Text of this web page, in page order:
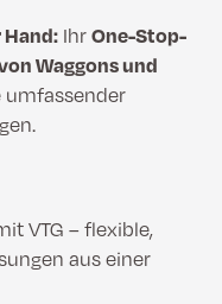
IhrOne-Stop-
Waggons und
umfassender
VTG – flexible,
aus einer